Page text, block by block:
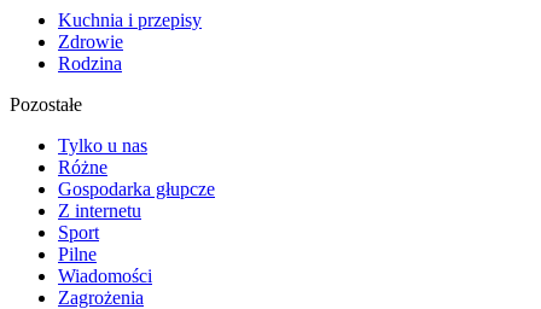
Kuchnia i przepisy
Zdrowie
Rodzina
Pozostałe
Tylko u nas
Różne
Gospodarka głupcze
Z internetu
Sport
Pilne
Wiadomości
Zagrożenia